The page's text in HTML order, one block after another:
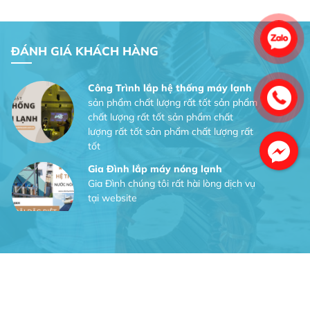
ĐÁNH GIÁ KHÁCH HÀNG
Dịch vụ MoTor
Tôi hài lòng quấn motor đẹp và đúng ý
Công Trình lắp hệ thống máy lạnh
sản phẩm chất lượng rất tốt sản phẩm
chất lượng rất tốt sản phẩm chất
lượng rất tốt sản phẩm chất lượng rất
tốt
Gia Đình lắp máy nóng lạnh
Gia Đình chúng tôi rất hài lòng dịch vụ
tại website
Dự án nhà phố đẹp lên nhờ đội thợ